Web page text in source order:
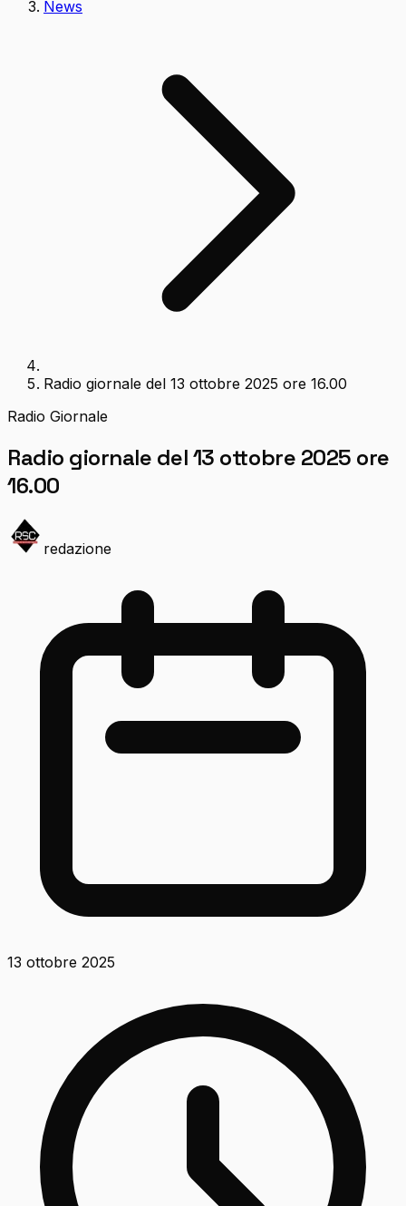
News
Radio giornale del 13 ottobre 2025 ore 16.00
Radio Giornale
Radio giornale del 13 ottobre 2025 ore
16.00
redazione
13 ottobre 2025